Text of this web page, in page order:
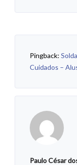
Pingback:
Cuidados –
Paulo César